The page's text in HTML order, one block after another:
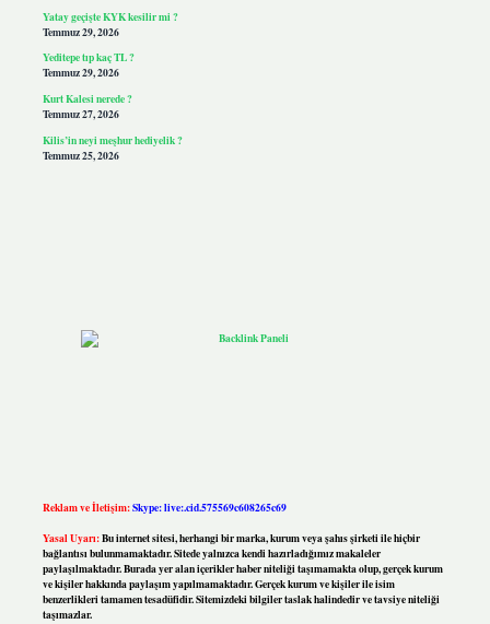
Yatay geçişte KYK kesilir mi ?
Temmuz 29, 2026
Yeditepe tıp kaç TL ?
Temmuz 29, 2026
Kurt Kalesi nerede ?
Temmuz 27, 2026
Kilis’in neyi meşhur hediyelik ?
Temmuz 25, 2026
Reklam ve İletişim:Skype: live:.cid.575569c608265c69
Yasal Uyarı:Bu internet sitesi, herhangi bir marka, kurum veya şahıs şirketi ile hiçbir
bağlantısı bulunmamaktadır. Sitede yalnızca kendi hazırladığımız makaleler
paylaşılmaktadır. Burada yer alan içerikler haber niteliği taşımamakta olup, gerçek kurum
ve kişiler hakkında paylaşım yapılmamaktadır. Gerçek kurum ve kişiler ile isim
benzerlikleri tamamen tesadüfidir. Sitemizdeki bilgiler taslak halindedir ve tavsiye niteliği
taşımazlar.